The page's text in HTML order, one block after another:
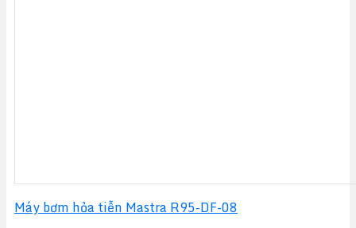
Máy bơm hỏa tiễn Mastra R95-DF-08